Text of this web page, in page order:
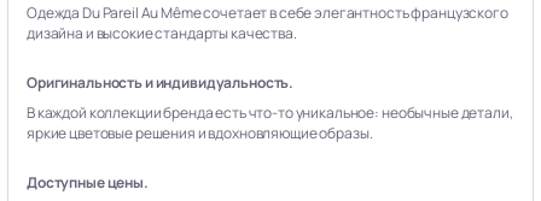
Одежда Du Pareil Au Même сочетает в себе элегантность французского
дизайна и высокие стандарты качества.
Оригинальность и индивидуальность.
В каждой коллекции бренда есть что-то уникальное: необычные детали,
яркие цветовые решения и вдохновляющие образы.
Доступные цены.